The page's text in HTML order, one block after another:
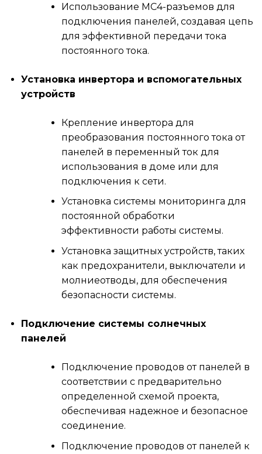
Использование MC4-разъемов для
подключения панелей, создавая цепь
для эффективной передачи тока
постоянного тока.
Установка инвертора и вспомогательных
устройств
Крепление инвертора для
преобразования постоянного тока от
панелей в переменный ток для
использования в доме или для
подключения к сети.
Установка системы мониторинга для
постоянной обработки
эффективности работы системы.
Установка защитных устройств, таких
как предохранители, выключатели и
молниеотводы, для обеспечения
безопасности системы.
Подключение системы солнечных
панелей
Подключение проводов от панелей в
соответствии с предварительно
определенной схемой проекта,
обеспечивая надежное и безопасное
соединение.
Подключение проводов от панелей к